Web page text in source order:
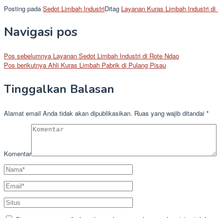
Posting pada Sedot Limbah IndustriDitag Layanan Kuras Limbah Industri di
Navigasi pos
Pos sebelumnya Layanan Sedot Limbah Industri di Rote Ndao
Pos berikutnya Ahli Kuras Limbah Pabrik di Pulang Pisau
Tinggalkan Balasan
Alamat email Anda tidak akan dipublikasikan. Ruas yang wajib ditandai *
Komentar